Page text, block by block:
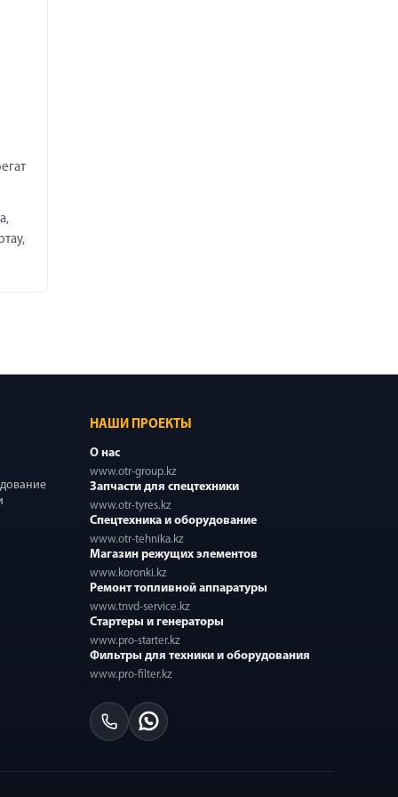
НАШИ ПРОЕКТЫ
О нас
www.otr-group.kz
Запчасти для спецтехники
www.otr-tyres.kz
Спецтехника и оборудование
www.otr-tehnika.kz
Магазин режущих элементов
www.koronki.kz
Ремонт топливной аппаратуры
www.tnvd-service.kz
Стартеры и генераторы
www.pro-starter.kz
Фильтры для техники и оборудования
www.pro-filter.kz